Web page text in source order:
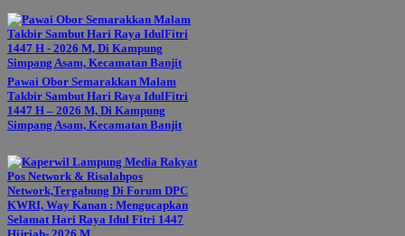
Pawai Obor Semarakkan Malam
Takbir Sambut Hari Raya IdulFitri
1447 H – 2026 M, Di Kampung
Simpang Asam, Kecamatan Banjit